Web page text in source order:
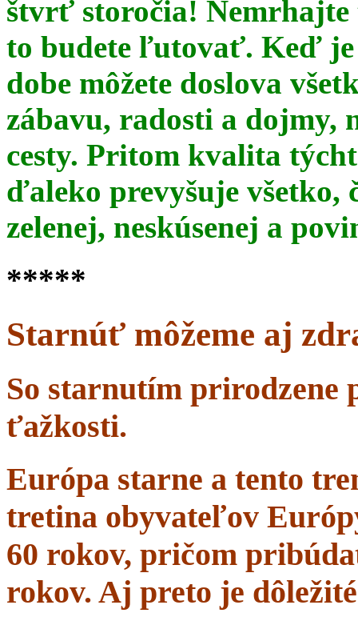
štvrť storočia!
to budete ľutovať. Keď je
dobe môžete doslova
zábavu, radosti a dojmy,
cesty. Pritom kvalita
ďaleko prevyšuje všetko,
zelenej, neskúsenej a
*****
Starnúť môžeme aj
So starnutím prirodzene
ťažkosti.
Európa starne a tento
tretina obyvateľov
60 rokov, pričom
rokov. Aj preto je